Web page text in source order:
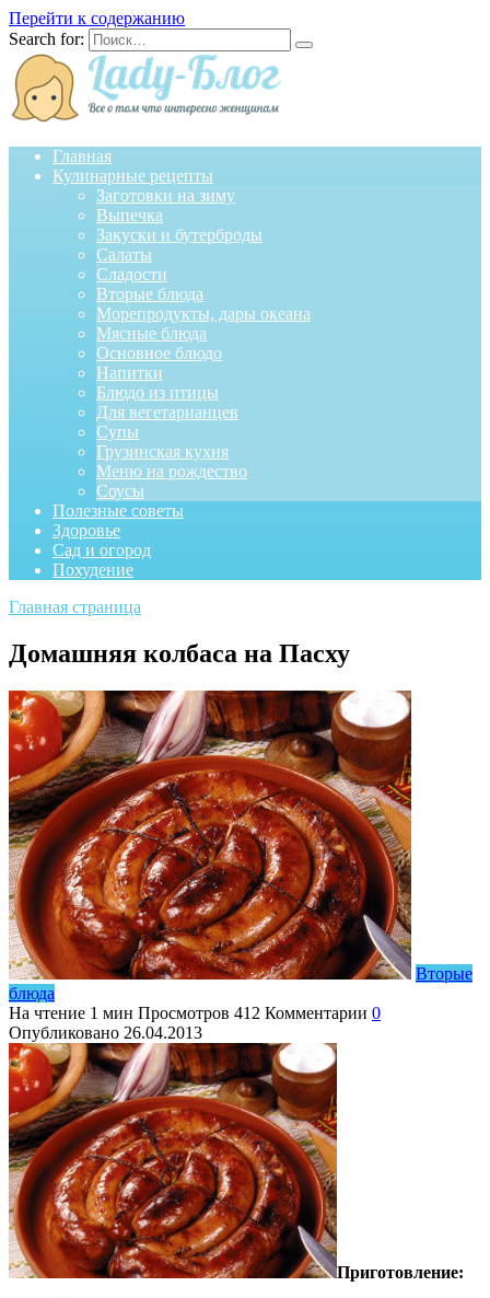
Перейти к содержанию
Search for:
Главная
Кулинарные рецепты
Заготовки на зиму
Выпечка
Закуски и бутерброды
Салаты
Сладости
Вторые блюда
Морепродукты, дары океана
Мясные блюда
Основное блюдо
Напитки
Блюдо из птицы
Для вегетарианцев
Супы
Грузинская кухня
Меню на рождество
Соусы
Полезные советы
Здоровье
Сад и огород
Похудение
Главная страница
Домашняя колбаса на Пасху
Вторые
блюда
На чтение 1 мин Просмотров 412 Комментарии 0
Опубликовано 26.04.2013
Приготовление: